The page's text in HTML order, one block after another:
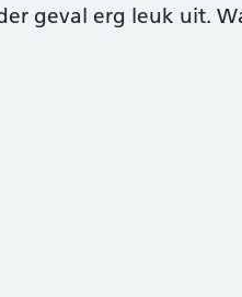
geval erg leuk uit.